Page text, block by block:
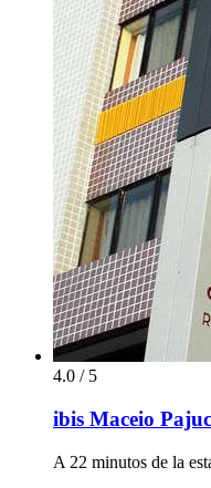
4.0 / 5
ibis Maceio
A 22 minutos de la